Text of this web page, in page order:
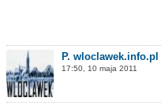
P. wloclawek.info.pl
17:50, 10 maja 2011